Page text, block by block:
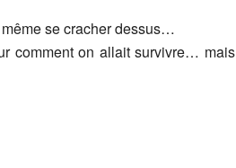
même se cracher dessus…
comment on allait survivre… mais